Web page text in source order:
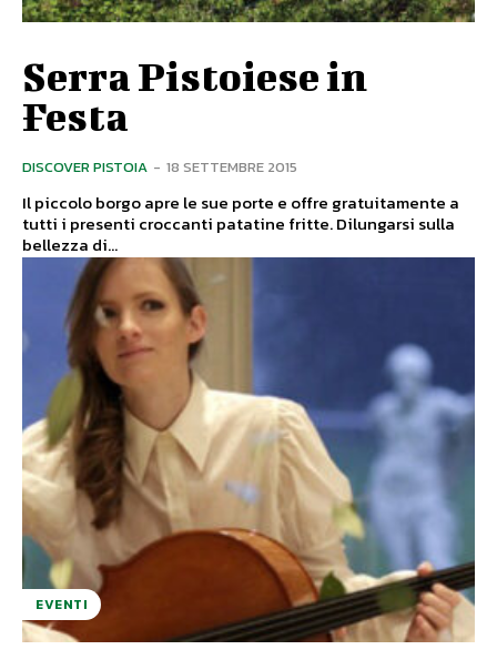
Serra Pistoiese in
Festa
DISCOVER PISTOIA - 18 SETTEMBRE 2015
Il piccolo borgo apre le sue porte e offre gratuitamente a
tutti i presenti croccanti patatine fritte. Dilungarsi sulla
bellezza di...
EVENTI